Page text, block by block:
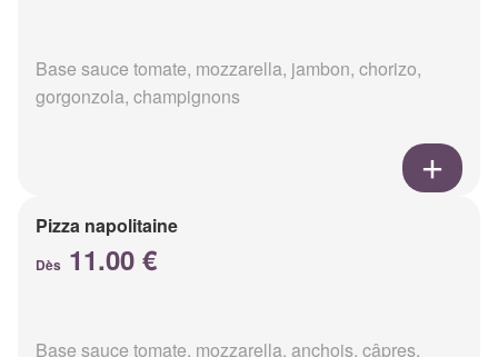
Base sauce tomate, mozzarella, jambon, chorizo,
gorgonzola, champignons
Pizza napolitaine
Dès 11.00 €
Base sauce tomate, mozzarella, anchois, câpres,